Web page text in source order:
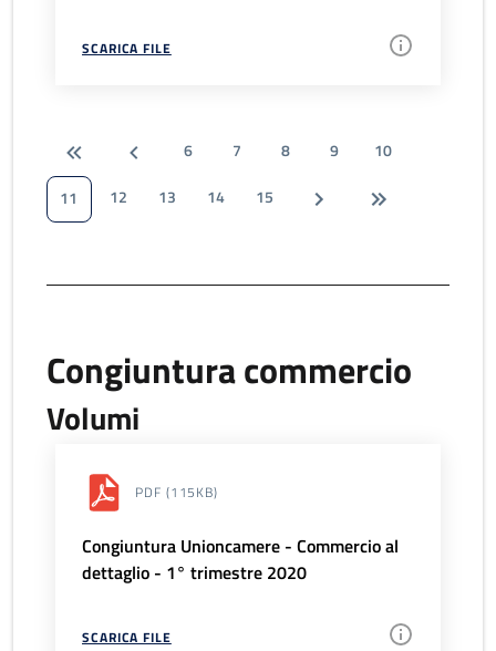
SCARICA FILE
6 7 8 9
10
11
12 13 14 15
Congiuntura commercio
Volumi
PDF (115KB)
Congiuntura Unioncamere - Commercio al
dettaglio - 1° trimestre 2020
SCARICA FILE